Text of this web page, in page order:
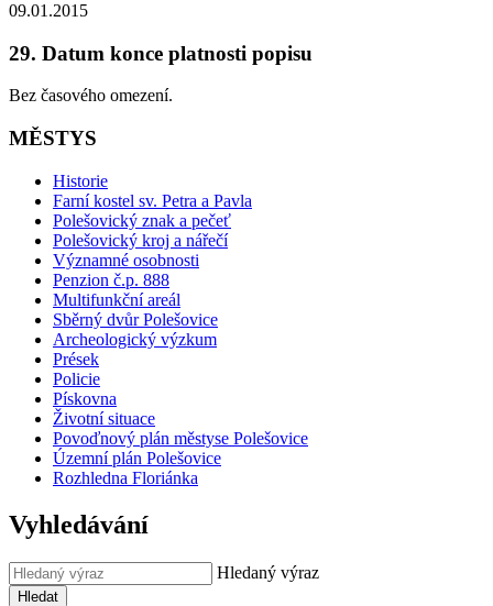
09.01.2015
29. Datum konce platnosti popisu
Bez časového omezení.
MĚSTYS
Historie
Farní kostel sv. Petra a Pavla
Polešovický znak a pečeť
Polešovický kroj a nářečí
Významné osobnosti
Penzion č.p. 888
Multifunkční areál
Sběrný dvůr Polešovice
Archeologický výzkum
Prések
Policie
Pískovna
Životní situace
Povoďnový plán městyse Polešovice
Územní plán Polešovice
Rozhledna Floriánka
Vyhledávání
Hledaný výraz
Hledat